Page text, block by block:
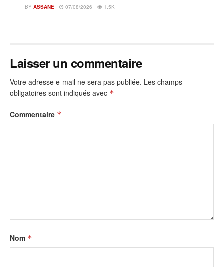
BY ASSANE 07/08/2026 1.5K
Laisser un commentaire
Votre adresse e-mail ne sera pas publiée. Les champs
obligatoires sont indiqués avec *
Commentaire *
Nom *